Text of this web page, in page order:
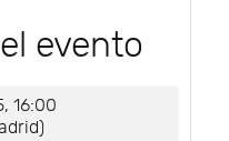
evento
16:00